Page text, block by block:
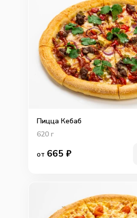
Пицца Кебаб
620 г
от 665 ₽